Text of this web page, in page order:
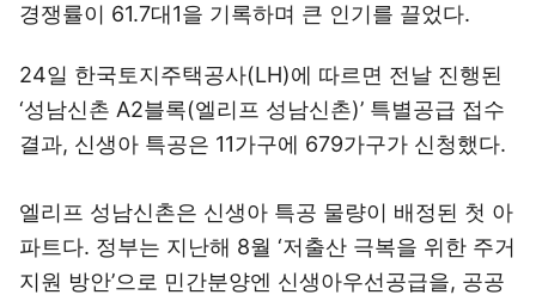
경쟁률이 61.7대1을 기록하며 큰 인기를 끌었다.
24일 한국토지주택공사(LH)에 따르면 전날 진행된
‘성남신촌 A2블록(엘리프 성남신촌)’ 특별공급 접수
결과, 신생아 특공은 11가구에 679가구가 신청했다.
엘리프 성남신촌은 신생아 특공 물량이 배정된 첫 아
파트다. 정부는 지난해 8월 ‘저출산 극복을 위한 주거
지원 방안’으로 민간분양엔 신생아우선공급을, 공공